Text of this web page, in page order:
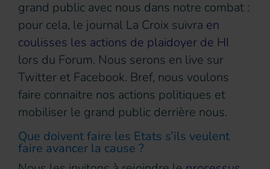
grand public avec nous dans notre combat :
pour cela, le journal La Croix suivra en
coulisses les actions de plaidoyer de HI
lors du Forum. Nous serons en live sur
Twitter et Facebook. Bref, nous voulons
faire connaitre nos actions politiques et
mobiliser le grand public derrière nous.
Que doivent faire les Etats s’ils veulent
faire avancer la cause ?